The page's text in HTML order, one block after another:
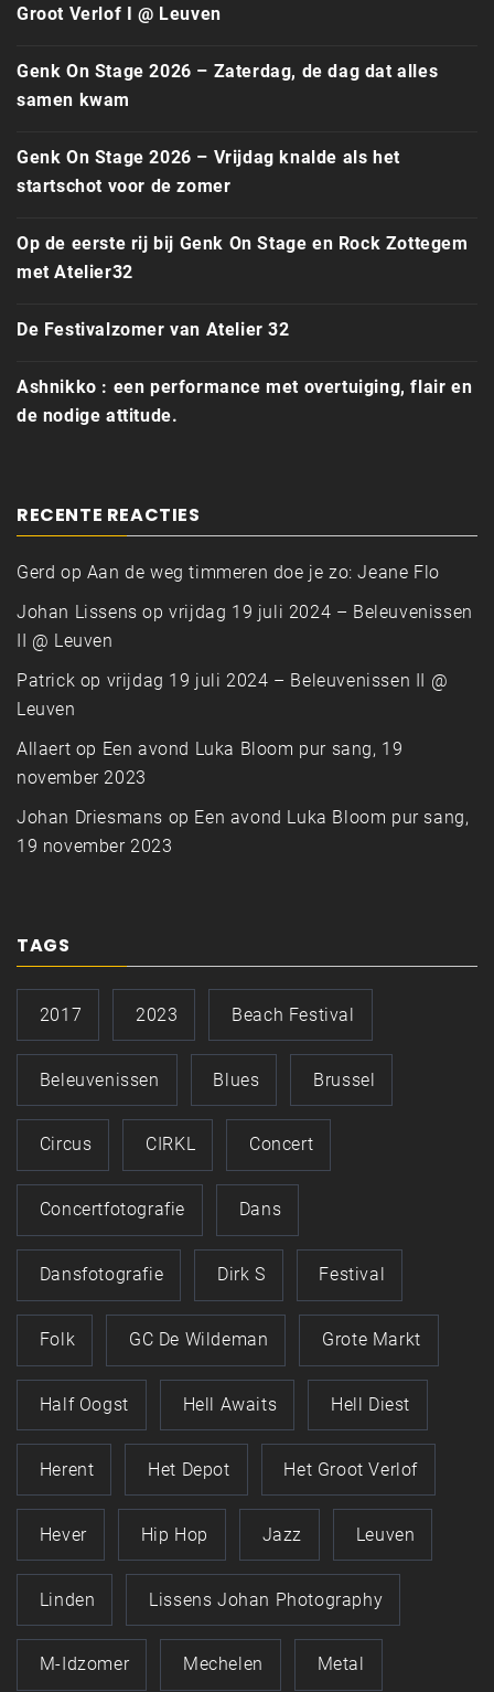
Groot Verlof I @ Leuven
Genk On Stage 2026 – Zaterdag, de dag dat alles
samen kwam
Genk On Stage 2026 – Vrijdag knalde als het
startschot voor de zomer
Op de eerste rij bij Genk On Stage en Rock Zottegem
met Atelier32
De Festivalzomer van Atelier 32
Ashnikko : een performance met overtuiging, flair en
de nodige attitude.
RECENTE REACTIES
Gerd op Aan de weg timmeren doe je zo: Jeane Flo
Johan Lissens opvrijdag 19 juli 2024 – Beleuvenissen
II @ Leuven
Patrick op vrijdag 19 juli 2024 – Beleuvenissen II @
Leuven
Allaert op Een avond Luka Bloom pur sang, 19
november 2023
Johan Driesmans op Een avond Luka Bloom pur sang,
19 november 2023
TAGS
2017 2023 Beach Festival
Beleuvenissen Blues Brussel
Circus CIRKL Concert
Concertfotografie Dans
Dansfotografie Dirk S Festival
Folk GC De Wildeman Grote Markt
Half Oogst Hell Awaits Hell Diest
Herent Het Depot Het Groot Verlof
Hever Hip Hop Jazz Leuven
Linden Lissens Johan Photography
M-Idzomer Mechelen Metal